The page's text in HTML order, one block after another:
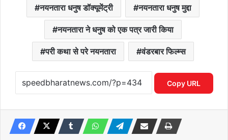
नयनतारा धनुष डॉक्यूमेंट्री नयनतारा धनुष मुद्दा
नयनतारा ने धनुष को एक पत्र जारी किया
परी कथा से परे नयनतारा वंडरबार फिल्म्स
Copy URL